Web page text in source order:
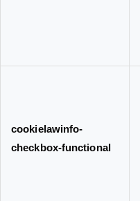
cookielawinfo-
checkbox-functional